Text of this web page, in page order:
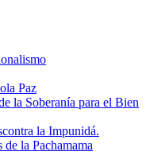
Paz
la Soberanía para el Bien
la Impunidá.
la Pachamama